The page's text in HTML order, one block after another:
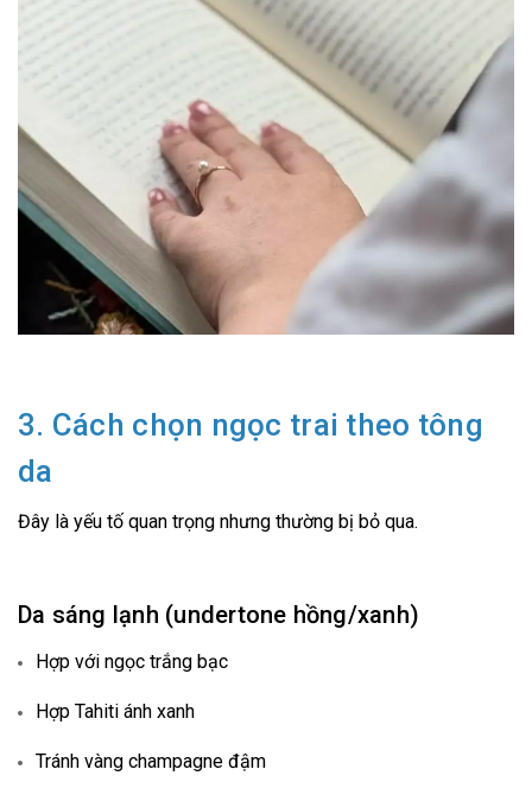
3. Cách chọn ngọc trai theo tông
da
Đây là yếu tố quan trọng nhưng thường bị bỏ qua.
Da sáng lạnh (undertone hồng/xanh)
Hợp với ngọc trắng bạc
Hợp Tahiti ánh xanh
Tránh vàng champagne đậm